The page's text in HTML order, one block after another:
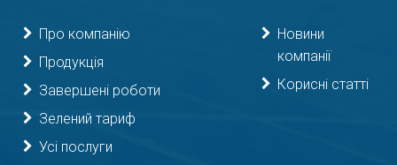
Про компанію
Продукція
Завершені роботи
Зелений тариф
Усі послуги
Новини
компанії
Корисні статті